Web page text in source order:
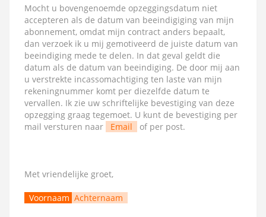
Mocht u bovengenoemde opzeggingsdatum niet
accepteren als de datum van beeindigiging van mijn
abonnement, omdat mijn contract anders bepaalt,
dan verzoek ik u mij gemotiveerd de juiste datum van
beeindiging mede te delen. In dat geval geldt die
datum als de datum van beeindiging. De door mij aan
u verstrekte incassomachtiging ten laste van mijn
rekeningnummer komt per diezelfde datum te
vervallen. Ik zie uw schriftelijke bevestiging van deze
opzegging graag tegemoet. U kunt de bevestiging per
mail versturen naar
Email of per post.
Met vriendelijke groet,
Voornaam Achternaam